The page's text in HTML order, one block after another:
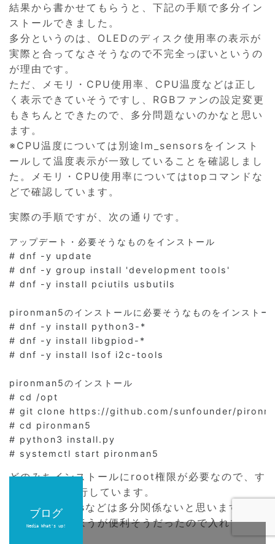
結果から書かせてもらうと、下記の手順で多分イン
ストールできました。
多分というのは、OLEDのディスク使用率の表示が
実際と合ってなさそうなので不完全っぽいというの
が理由です。
ただ、メモリ・CPU使用率、CPU温度などは正し
く表示できていそうですし、RGBファンの設定変更
もきちんとできたので、多分問題ないのかなと思い
ます。
※CPU温度については別途lm_sensorsをインスト
ールして温度表示が一致していることを確認しまし
た。メモリ・CPU使用率についてはtopコマンドな
どで確認しています。
実際の手順ですが、次の通りです。
アップデート・必要そうなものをインストール
# dnf -y update
# dnf -y group install 'development tools'
# dnf -y install pciutils usbutils
pironman5のインストールに必要そうなものをインストー
# dnf -y install python3-*
# dnf -y install libgpiod-*
# dnf -y install lsof i2c-tools
pironman5のインストール
# cd /opt
# git clone https://github.com/sunfounder/
# cd pironman5
# python3 install.py
# systemctl start pironman5
どのみちインストールにroot権限が必要なので、す
べてrootで実行しています。
また、pciutilsなどは多分関係ないと思いますが、
単純にあったほうが便利そうだったので入れていま
ブログ
Nedia What's up!
ブログ
Nedia What's up!
ブログ
Nedia What's up!